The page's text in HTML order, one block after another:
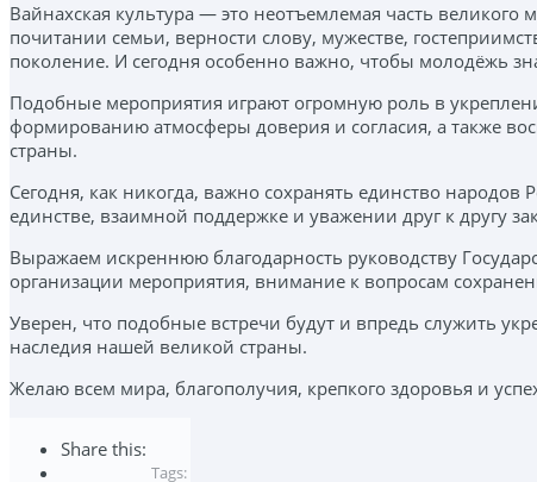
Вайнахская культура — это неотъемлемая часть
почитании семьи, верности слову, мужестве,
поколение. И сегодня особенно важно, чтобы молодёжь
Подобные мероприятия играют огромную роль в
формированию атмосферы доверия и согласия, а также
страны.
Сегодня, как никогда, важно сохранять единство
единстве, взаимной поддержке и уважении друг к другу
Выражаем искреннюю благодарность руководству
организации мероприятия, внимание к вопросам
Уверен, что подобные встречи будут и впредь служить
наследия нашей великой страны.
Желаю всем мира, благополучия, крепкого здоровья и
Share this:
Tags: